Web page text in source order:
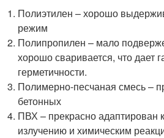
Полиэтилен – хорошо
режим
Полипропилен – мало
хорошо сваривается, что дает
герметичности.
Полимерно-песчаная смесь –
бетонных
ПВХ – прекрасно адаптирован
излучению и химическим